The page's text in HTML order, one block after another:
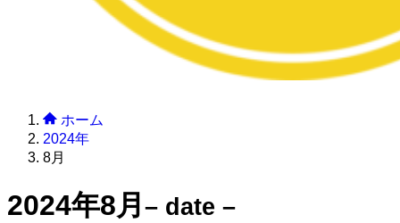
ホーム
2024年
8月
2024年8月 – date –